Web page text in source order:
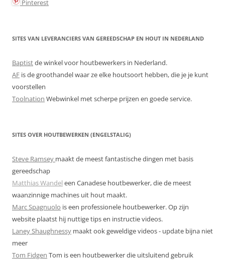
Pinterest
SITES VAN LEVERANCIERS VAN GEREEDSCHAP EN HOUT IN NEDERLAND
Baptistde winkel voor houtbewerkers in Nederland.
AF is de groothandel waar ze elke houtsoort hebben, die je je kunt
voorstellen
Toolnation Webwinkel met scherpe prijzen en goede service.
SITES OVER HOUTBEWERKEN (ENGELSTALIG)
Steve Ramsey maakt de meest fantastische dingen met basis
gereedschap
Matthias Wandel een Canadese houtbewerker, die de meest
waanzinnige machines uit hout maakt.
Marc Spagnuolo is een professionele houtbewerker. Op zijn
website plaatst hij nuttige tips en instructie videos.
Laney Shaughnessy maakt ook geweldige videos - update bijna niet
meer
Tom Fidgen Tom is een houtbewerker die uitsluitend gebruik